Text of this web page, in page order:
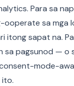
Para sa
ooperate sa mga
itong sapat na.
sa pagsunod — o
mode-